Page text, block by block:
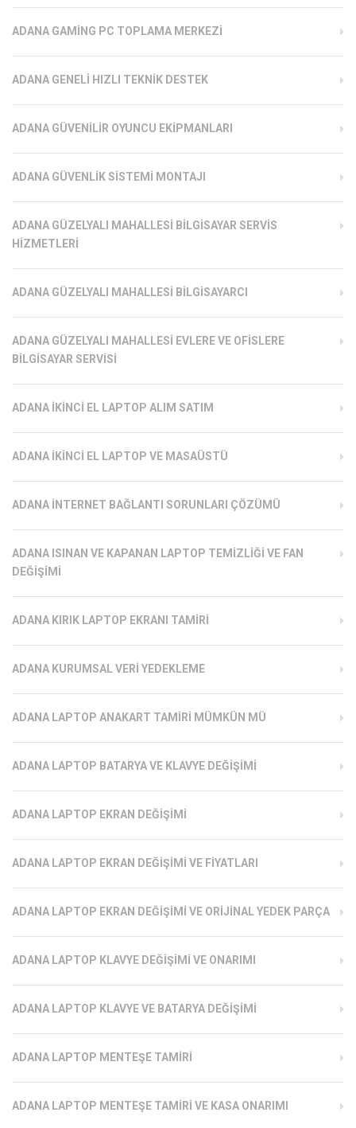
ADANA GAMING PC TOPLAMA MERKEZI
ADANA GENELI HIZLI TEKNIK DESTEK
ADANA GÜVENILIR OYUNCU EKIPMANLARI
ADANA GÜVENLIK SISTEMI MONTAJI
ADANA GÜZELYALI MAHALLESI BILGISAYAR SERVIS
HIZMETLERI
ADANA GÜZELYALI MAHALLESI BILGISAYARCI
ADANA GÜZELYALI MAHALLESI EVLERE VE OFISLERE
BILGISAYAR SERVISI
ADANA İKINCI EL LAPTOP ALIM SATIM
ADANA İKINCI EL LAPTOP VE MASAÜSTÜ
ADANA İNTERNET BAĞLANTI SORUNLARI ÇÖZÜMÜ
ADANA ISINAN VE KAPANAN LAPTOP TEMIZLIĞI VE FAN
DEĞIŞIMI
ADANA KIRIK LAPTOP EKRANI TAMIRI
ADANA KURUMSAL VERI YEDEKLEME
ADANA LAPTOP ANAKART TAMIRI MÜMKÜN MÜ
ADANA LAPTOP BATARYA VE KLAVYE DEĞIŞIMI
ADANA LAPTOP EKRAN DEĞIŞIMI
ADANA LAPTOP EKRAN DEĞIŞIMI VE FIYATLARI
ADANA LAPTOP EKRAN DEĞIŞIMI VE ORIJINAL YEDEK PARÇA
ADANA LAPTOP KLAVYE DEĞIŞIMI VE ONARIMI
ADANA LAPTOP KLAVYE VE BATARYA DEĞIŞIMI
ADANA LAPTOP MENTEŞE TAMIRI
ADANA LAPTOP MENTEŞE TAMIRI VE KASA ONARIMI